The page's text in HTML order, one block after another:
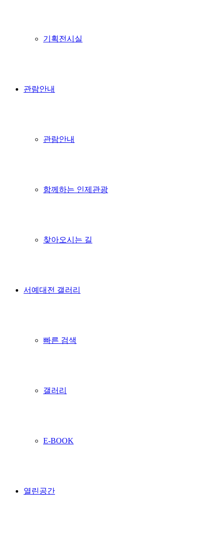
기획전시실
관람안내
관람안내
함께하는 인제관광
찾아오시는 길
서예대전 갤러리
빠른 검색
갤러리
E-BOOK
열린공간